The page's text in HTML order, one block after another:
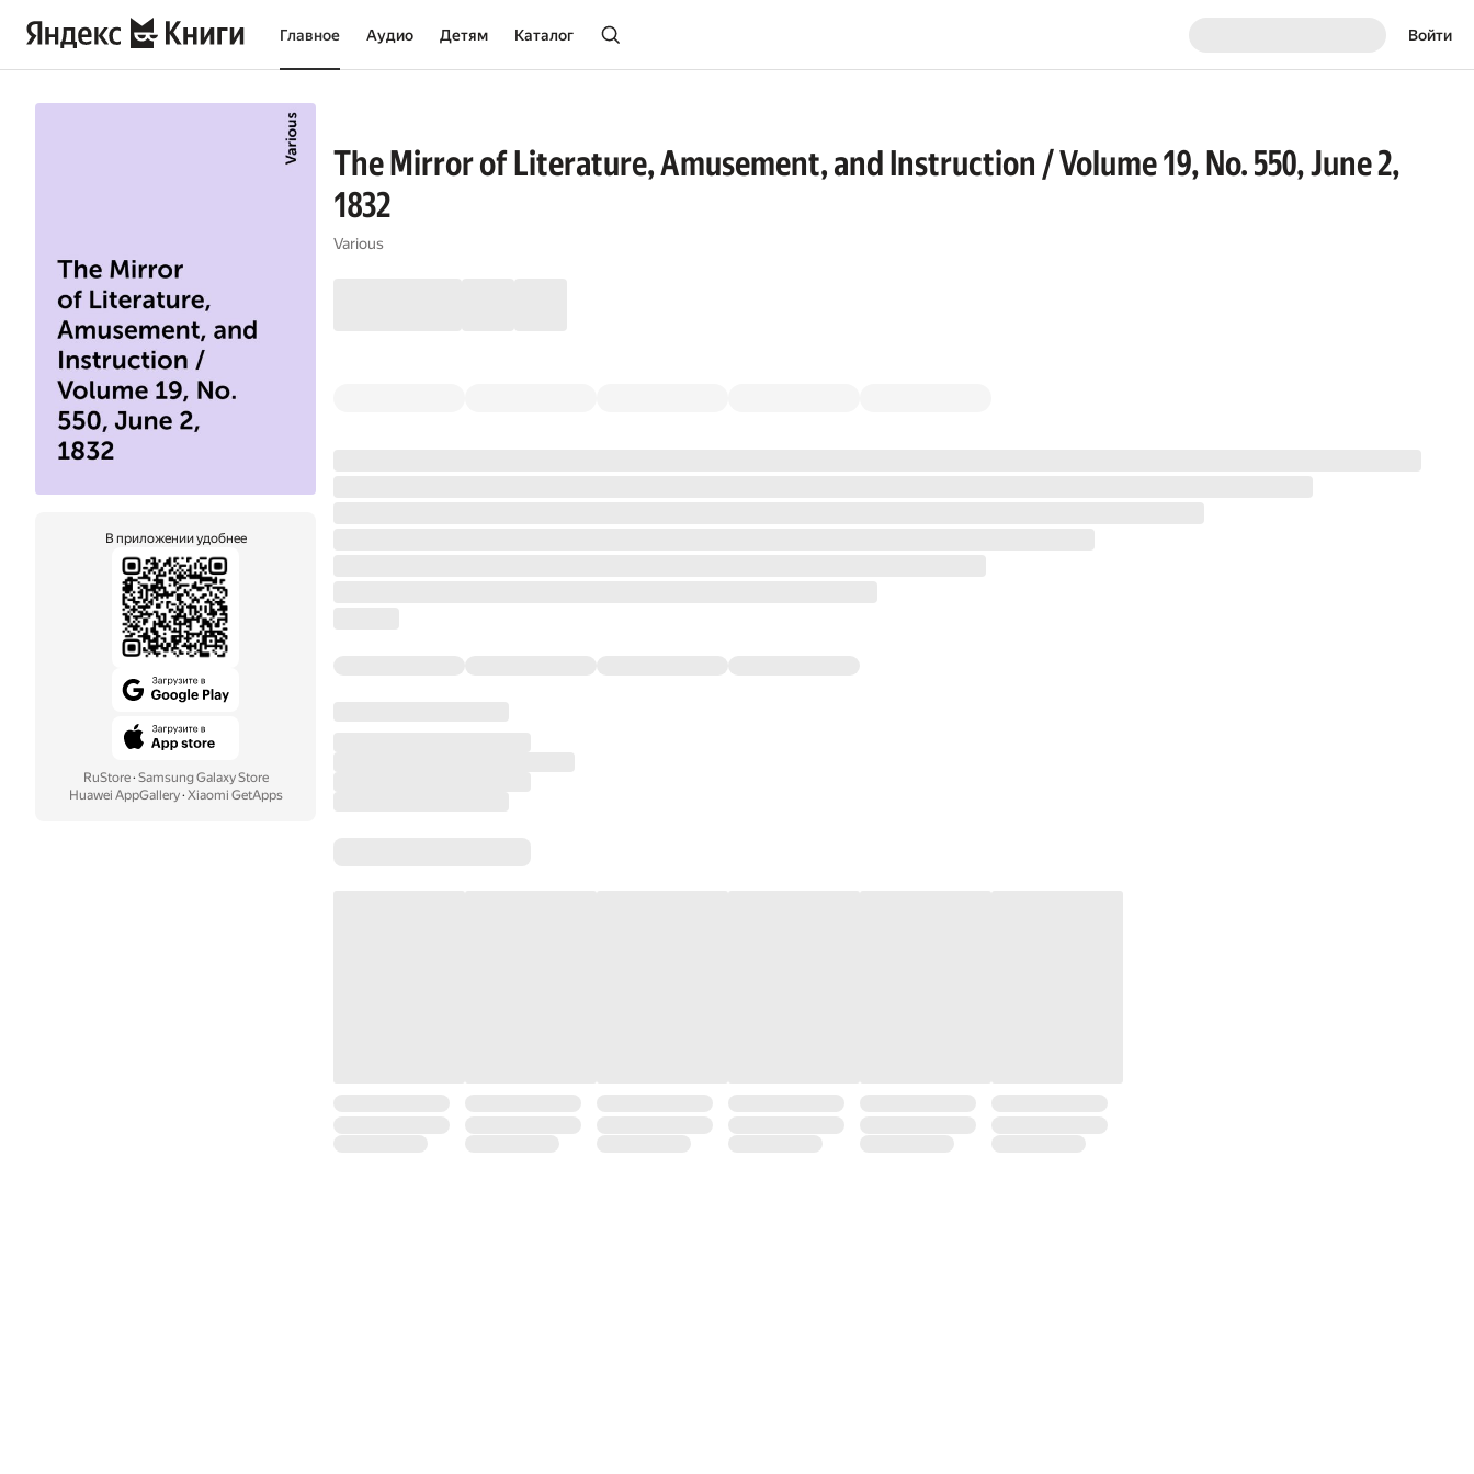
Главное Аудио Детям Каталог Войти
В приложении удобнее
RuStore· Samsung Galaxy Store
Huawei AppGallery· Xiaomi GetApps
The Mirror of Literature, Amusement, and Instruction / Volume 19, No. 550, June 2,
1832
Various